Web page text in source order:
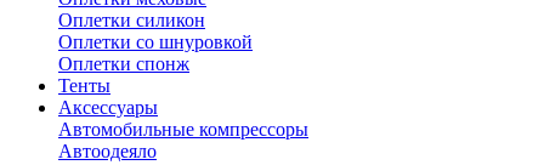
Оплетки силикон
Оплетки со шнуровкой
Оплетки спонж
Тенты
Аксессуары
Автомобильные компрессоры
Автоодеяло